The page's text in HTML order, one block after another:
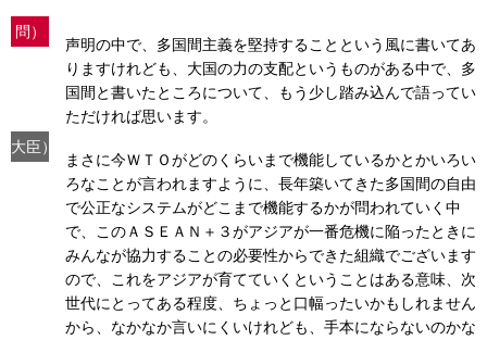
問）
声明の中で、多国間主義を堅持することという風に書いてあ
りますけれども、大国の力の支配というものがある中で、多
国間と書いたところについて、もう少し踏み込んで語ってい
ただければ思います。
大臣）
まさに今ＷＴＯがどのくらいまで機能しているかとかいろい
ろなことが言われますように、長年築いてきた多国間の自由
で公正なシステムがどこまで機能するかが問われていく中
で、このＡＳＥＡＮ＋３がアジアが一番危機に陥ったときに
みんなが協力することの必要性からできた組織でございます
ので、これをアジアが育てていくということはある意味、次
世代にとってある程度、ちょっと口幅ったいかもしれません
から、なかなか言いにくいけれども、手本にならないのかな